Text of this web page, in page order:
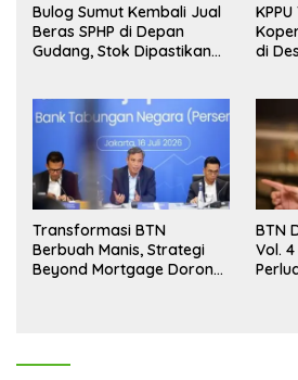
Bulog Sumut Kembali Jual
Beras SPHP di Depan
Gudang, Stok Dipastikan
di
Transformasi BTN
Berbuah Manis, Strategi
Beyond Mortgage Dorong
BTN
Vol.